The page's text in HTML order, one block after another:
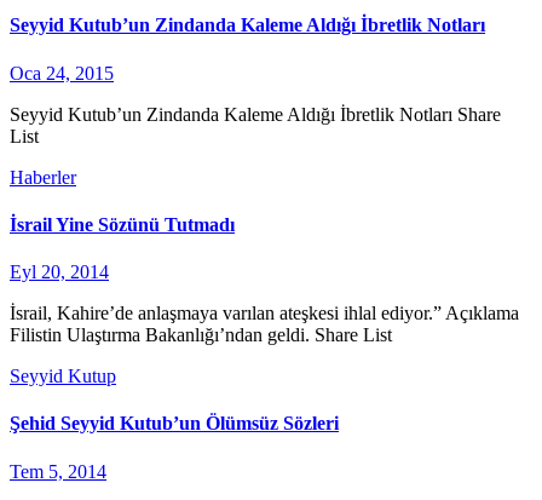
Seyyid Kutub’un Zindanda Kaleme Aldığı İbretlik Notları
Oca 24, 2015
Seyyid Kutub’un Zindanda Kaleme Aldığı İbretlik Notları Share
List
Haberler
İsrail Yine Sözünü Tutmadı
Eyl 20, 2014
İsrail, Kahire’de anlaşmaya varılan ateşkesi ihlal ediyor.” Açıklama
Filistin Ulaştırma Bakanlığı’ndan geldi. Share List
Seyyid Kutup
Şehid Seyyid Kutub’un Ölümsüz Sözleri
Tem 5, 2014